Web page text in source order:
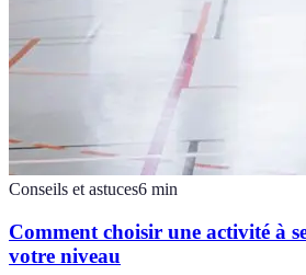
Conseils et astuces6 min
Comment choisir une activité à
votre niveau